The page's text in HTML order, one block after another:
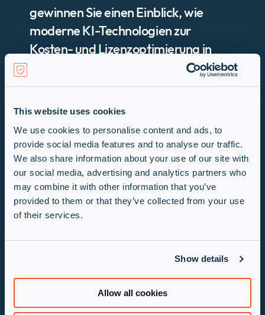
This website uses cookies
We use cookies to personalise content and ads, to
provide social media features and to analyse our traffic.
We also share information about your use of our site with
our social media, advertising and analytics partners who
may combine it with other information that you’ve
provided to them or that they’ve collected from your use
of their services.
Show details
Allow all cookies
gewinnen Sie einen Einblick, wie
moderne KI-Technologien zur
Kosten- und Lizenzoptimierung in
M365- und Azure-Umgebungen
eingesetzt werden.
Sicherheitseinstellungen verbessert,
Lizenzkosten gesenkt und die Produktivität
gesteigert werden kann.
Ein Highlight ist der kostenlose Health
Check, der Ihnen ermöglicht, SCOUT
risikolos zu testen. Das PDF enthält zudem
Erfahrungswerte, die die Effizienz und
Einsparungen durch SCOUT belegen.
Zusammengefasst erhalten Sie mit diesem
PDF ein unverzichtbares Werkzeug, um Ihre
Kunden optimal zu beraten und die